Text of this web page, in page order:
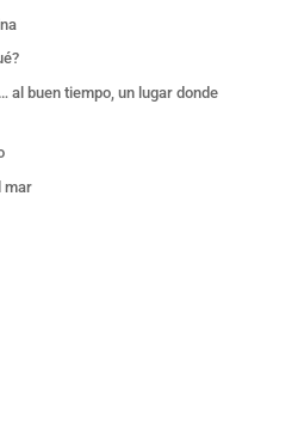
al buen tiempo, un lugar donde
mar